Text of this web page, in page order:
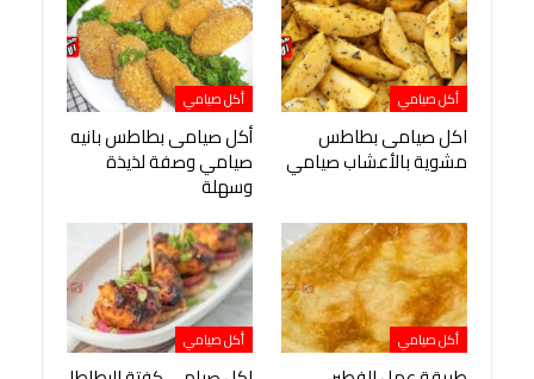
أكل صيامي
اكل صيامى بطاطس
مشوية بالأعشاب صيامي
أكل صيامي
أكل صيامى بطاطس بانيه
صيامي وصفة لذيذة
وسهلة
أكل صيامي أكل صيامي